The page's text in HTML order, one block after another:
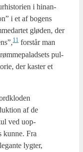
i hin­an­
i et af bogens
glø­den, der
11 for­står man
pul­
der kaster et
af de
ved uop­
kun­ne. Fra
lyg­ter,